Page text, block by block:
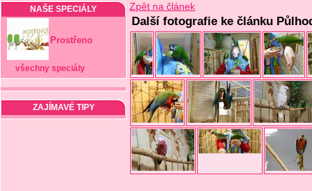
NAŠE SPECIÁLY
Prostřeno
všechny speciály
ZAJÍMAVÉ TIPY
Zpět na článek
Další fotografie ke článku